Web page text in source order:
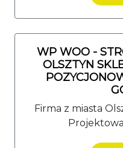
WP WOO -
OLSZTYN
Firma z miasta